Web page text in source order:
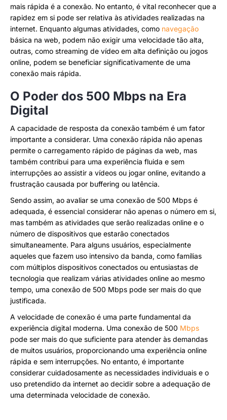
mais rápida é a conexão. No entanto, é vital reconhecer que a
rapidez em si pode ser relativa às atividades realizadas na
internet. Enquanto algumas atividades, como navegação
básica na web, podem não exigir uma velocidade tão alta,
outras, como streaming de vídeo em alta definição ou jogos
online, podem se beneficiar significativamente de uma
conexão mais rápida.
O Poder dos 500 Mbps na Era
Digital
A capacidade de resposta da conexão também é um fator
importante a considerar. Uma conexão rápida não apenas
permite o carregamento rápido de páginas da web, mas
também contribui para uma experiência fluida e sem
interrupções ao assistir a vídeos ou jogar online, evitando a
frustração causada por buffering ou latência.
Sendo assim, ao avaliar se uma conexão de 500 Mbps é
adequada, é essencial considerar não apenas o número em si,
mas também as atividades que serão realizadas online e o
número de dispositivos que estarão conectados
simultaneamente. Para alguns usuários, especialmente
aqueles que fazem uso intensivo da banda, como famílias
com múltiplos dispositivos conectados ou entusiastas de
tecnologia que realizam várias atividades online ao mesmo
tempo, uma conexão de 500 Mbps pode ser mais do que
justificada.
A velocidade de conexão é uma parte fundamental da
experiência digital moderna. Uma conexão de 500 Mbps
pode ser mais do que suficiente para atender às demandas
de muitos usuários, proporcionando uma experiência online
rápida e sem interrupções. No entanto, é importante
considerar cuidadosamente as necessidades individuais e o
uso pretendido da internet ao decidir sobre a adequação de
uma determinada velocidade de conexão.